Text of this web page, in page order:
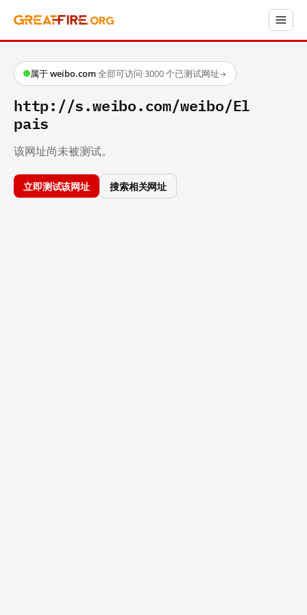
属于 weibo.com·全部可访问·3000 个已测试网址→
http://s.weibo.com/weibo/El
pais
该网址尚未被测试。
立即测试该网址 搜索相关网址